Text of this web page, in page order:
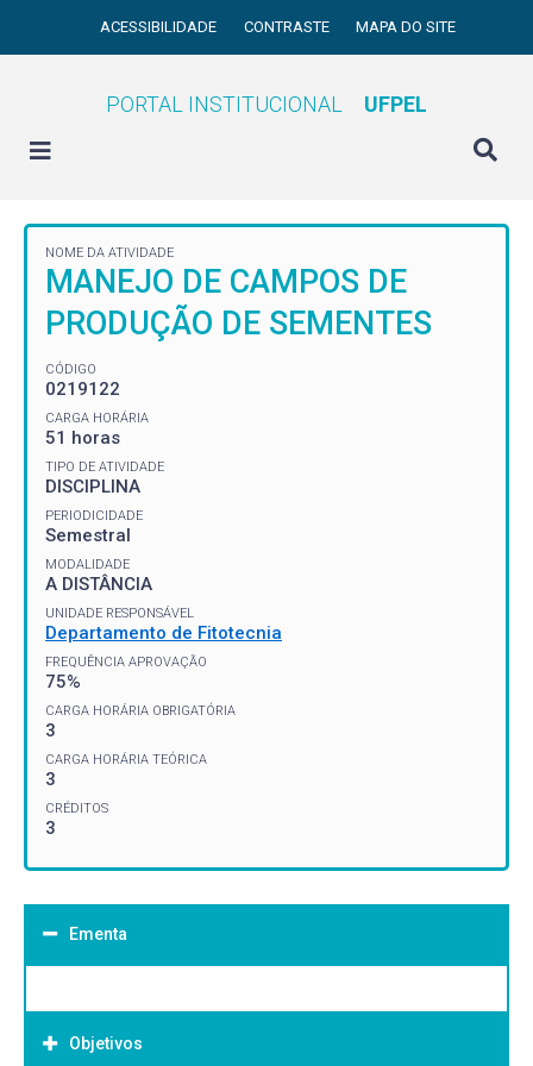
ACESSIBILIDADE CONTRASTE MAPA DO SITE
PORTAL INSTITUCIONAL UFPEL
NOME DA ATIVIDADE
MANEJO DE CAMPOS DE
PRODUÇÃO DE SEMENTES
CÓDIGO
0219122
CARGA HORÁRIA
51 horas
TIPO DE ATIVIDADE
DISCIPLINA
PERIODICIDADE
Semestral
MODALIDADE
A DISTÂNCIA
UNIDADE RESPONSÁVEL
Departamento de Fitotecnia
FREQUÊNCIA APROVAÇÃO
75%
CARGA HORÁRIA OBRIGATÓRIA
3
CARGA HORÁRIA TEÓRICA
3
CRÉDITOS
3
Ementa
Objetivos